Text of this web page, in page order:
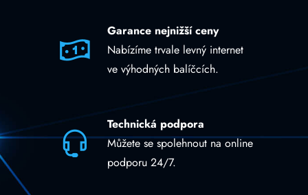
Garance nejnižší ceny
Nabízíme trvale levný internet
ve výhodných balíčcích.
Technická podpora
Můžete se spolehnout na online
podporu 24/7.